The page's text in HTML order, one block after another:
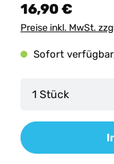
16,90 €
Preise inkl. MwSt.
Sofort
Produkt